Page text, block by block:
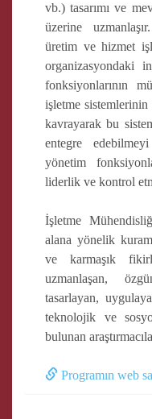
vb.) tasarımı ve
üzerine
üretim ve hizmet
organizasyondaki
fonksiyonlarının
işletme sistemlerinin
kavrayarak bu
entegre
yönetim
liderlik ve kontrol
İşletme
alana yönelik
ve karmaşık
uzmanlaşan,
tasarlayan,
teknolojik ve
bulunan
Programın web